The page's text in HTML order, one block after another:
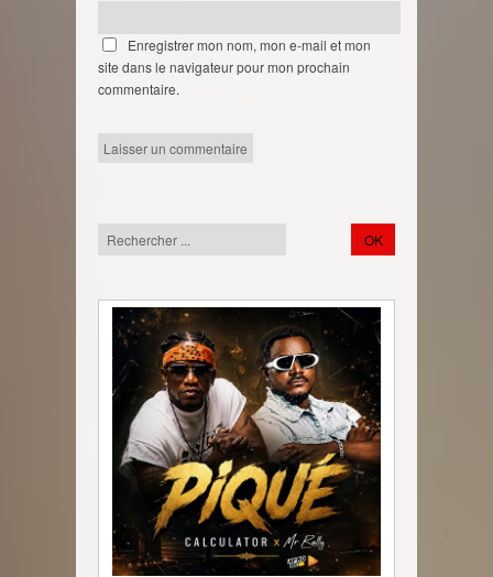
Enregistrer mon nom, mon e-mail et mon
site dans le navigateur pour mon prochain
commentaire.